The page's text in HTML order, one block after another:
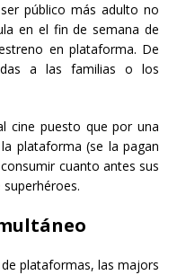
público más adulto no
en el fin de semana de
en plataforma. De
a las familias o los
cine puesto que por una
plataforma (se la pagan
cuanto antes sus
plataformas, las majors